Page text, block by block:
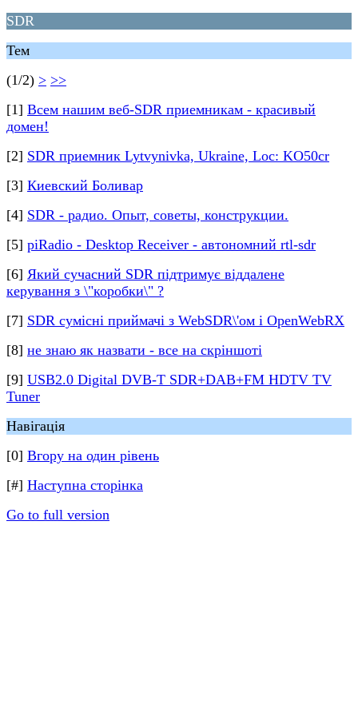
SDR
Тем
(1/2) > >>
[1] Всем нашим веб-SDR приемникам - красивый
домен!
[2] SDR приемник Lytvynivka, Ukraine, Loc: KO50cr
[3] Киевский Боливар
[4] SDR - радио. Опыт, советы, конструкции.
[5] piRadio - Desktop Receiver - автономний rtl-sdr
[6] Який сучасний SDR підтримує віддалене
керування з \"коробки\" ?
[7] SDR сумісні приймачі з WebSDR\'ом і OpenWebRX
[8] не знаю як назвати - все на скріншоті
[9] USB2.0 Digital DVB-T SDR+DAB+FM HDTV TV
Tuner
Навігація
[0] Вгору на один рівень
[#] Наступна сторінка
Go to full version